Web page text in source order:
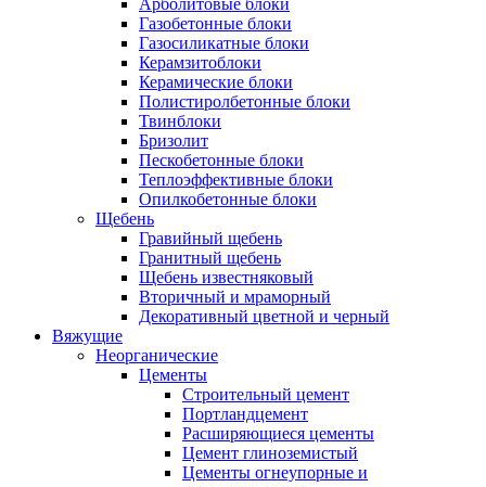
Арболитовые блоки
Газобетонные блоки
Газосиликатные блоки
Керамзитоблоки
Керамические блоки
Полистиролбетонные блоки
Твинблоки
Бризолит
Пескобетонные блоки
Теплоэффективные блоки
Опилкобетонные блоки
Щебень
Гравийный щебень
Гранитный щебень
Щебень известняковый
Вторичный и мраморный
Декоративный цветной и черный
Вяжущие
Неорганические
Цементы
Строительный цемент
Портландцемент
Расширяющиеся цементы
Цемент глиноземистый
Цементы огнеупорные и